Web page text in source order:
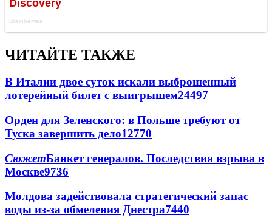
ЧИТАЙТЕ ТАКЖЕ
В Италии двое суток искали выброшенный
лотерейный билет с выигрышем24497
Орден для Зеленского: в Польше требуют от
Туска завершить дело12770
СюжетБанкет генералов. Последствия взрыва в
Москве9736
Молдова задействовала стратегический запас
воды из-за обмеления Днестра7440